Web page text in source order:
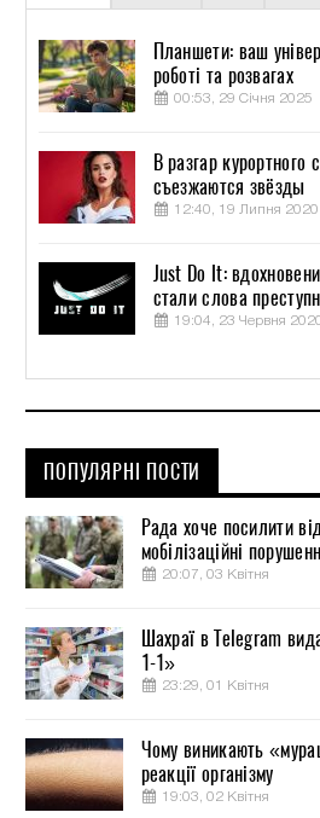
Планшети: ваш
роботі та розвагах
00:53, 29 Січня 2025
В разгар курортного
съезжаются звёзды
12:40, 19 Липня 2020
Just Do It:
стали слова
19:04, 23 Червня
ПОПУЛЯРНІ ПОСТИ
Рада хоче посилити
мобілізаційні
20:07, 03 Квітня
Шахраї в Telegram
1-1»
23:29, 01 Квітня
Чому виникають
реакції організму
19:03, 02 Квітня